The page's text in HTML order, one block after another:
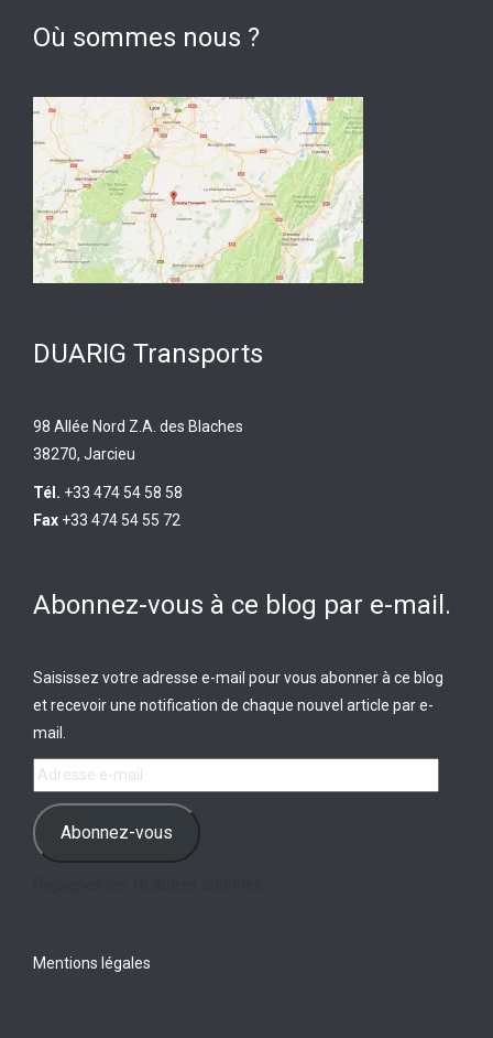
Où sommes nous ?
DUARIG Transports
98 Allée Nord Z.A. des Blaches
38270, Jarcieu
Tél. +33 474 54 58 58
Fax +33 474 54 55 72
Abonnez-vous à ce blog par e-mail.
Saisissez votre adresse e-mail pour vous abonner à ce blog
et recevoir une notification de chaque nouvel article par e-
mail.
Adresse
e-
mail Abonnez-vous
Mentions légales